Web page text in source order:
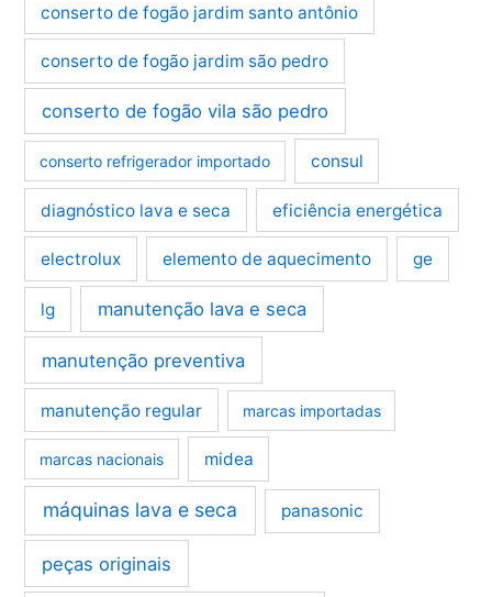
conserto de fogão jardim santo antônio
conserto de fogão jardim são pedro
conserto de fogão vila são pedro
conserto refrigerador importado consul
diagnóstico lava e seca eficiência energética
electrolux elemento de aquecimento ge
lg manutenção lava e seca
manutenção preventiva
manutenção regular marcas importadas
marcas nacionais midea
máquinas lava e seca panasonic
peças originais